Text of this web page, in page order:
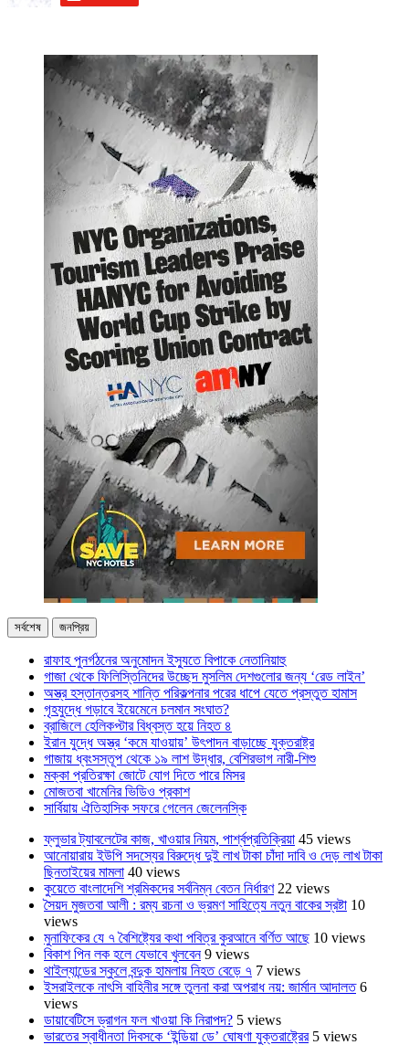
সর্বশেষ জনপ্রিয়
রাফাহ পুনর্গঠনের অনুমোদন ইস্যুতে বিপাকে নেতানিয়াহু
গাজা থেকে ফিলিস্তিনিদের উচ্ছেদ মুসলিম দেশগুলোর জন্য ‘রেড লাইন’
অস্ত্র হস্তান্তরসহ শান্তি পরিকল্পনার পরের ধাপে যেতে প্রস্তুত হামাস
গৃহযুদ্ধে গড়াবে ইয়েমেনে চলমান সংঘাত?
ব্রাজিলে হেলিকপ্টার বিধ্বস্ত হয়ে নিহত ৪
ইরান যুদ্ধে অস্ত্র ‘কমে যাওয়ায়’ উৎপাদন বাড়াচ্ছে যুক্তরাষ্ট্র
গাজায় ধ্বংসস্তূপ থেকে ১৯ লাশ উদ্ধার, বেশিরভাগ নারী-শিশু
মক্কা প্রতিরক্ষা জোটে যোগ দিতে পারে মিসর
মোজতবা খামেনির ভিডিও প্রকাশ
সার্বিয়ায় ঐতিহাসিক সফরে গেলেন জেলেনস্কি
ফ্লুভার ট্যাবলেটের কাজ, খাওয়ার নিয়ম, পার্শ্বপ্রতিক্রিয়া 45 views
আনোয়ারায় ইউপি সদস্যের বিরুদ্ধে দুই লাখ টাকা চাঁদা দাবি ও দেড় লাখ টাকা
ছিনতাইয়ের মামলা 40 views
কুয়েতে বাংলাদেশি শ্রমিকদের সর্বনিম্ন বেতন নির্ধারণ 22 views
সৈয়দ মুজতবা আলী : রম্য রচনা ও ভ্রমণ সাহিত্যে নতুন বাকের স্রষ্টা 10
views
মুনাফিকের যে ৭ বৈশিষ্ট্যের কথা পবিত্র কুরআনে বর্ণিত আছে 10 views
বিকাশ পিন লক হলে যেভাবে খুলবেন 9 views
থাইল্যান্ডের স্কুলে বন্দুক হামলায় নিহত বেড়ে ৭ 7 views
ইসরাইলকে নাৎসি বাহিনীর সঙ্গে তুলনা করা অপরাধ নয়: জার্মান আদালত 6
views
ডায়াবেটিসে ড্রাগন ফল খাওয়া কি নিরাপদ? 5 views
ভারতের স্বাধীনতা দিবসকে ‘ইন্ডিয়া ডে’ ঘোষণা যুক্তরাষ্ট্রের 5 views